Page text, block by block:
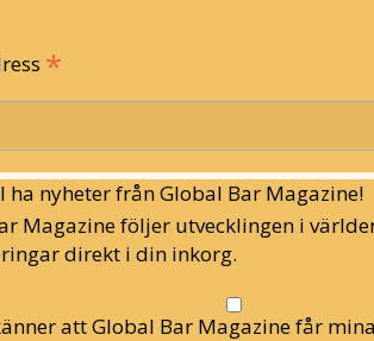
*
ha nyheter från Global Bar Magazine!
Magazine följer utvecklingen i
direkt i din inkorg.
att Global Bar Magazine får